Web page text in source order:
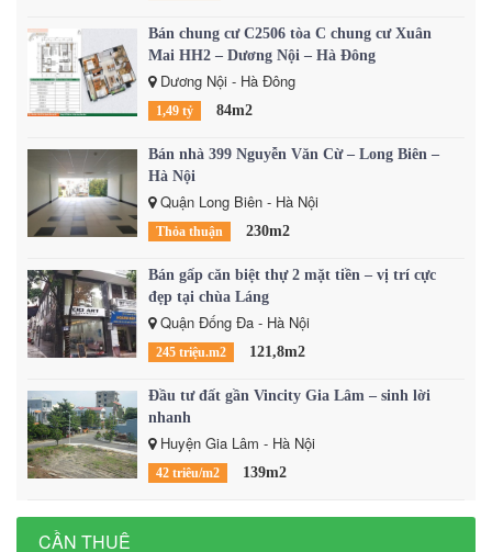
Bán chung cư C2506 tòa C chung cư Xuân
Mai HH2 – Dương Nội – Hà Đông
Dương Nội - Hà Đông
1,49 tỷ 84m2
Bán nhà 399 Nguyễn Văn Cừ – Long Biên –
Hà Nội
Quận Long Biên - Hà Nội
Thỏa thuận 230m2
Bán gấp căn biệt thự 2 mặt tiền – vị trí cực
đẹp tại chùa Láng
Quận Đống Đa - Hà Nội
245 triệu.m2 121,8m2
Đầu tư đất gần Vincity Gia Lâm – sinh lời
nhanh
Huyện Gia Lâm - Hà Nội
42 triêu/m2 139m2
CẦN THUÊ